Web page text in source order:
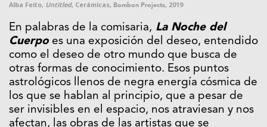
Alba Feito, Untitled, Cerámicas, Bombon Projects, 2019
En palabras de la comisaria, La Noche del
Cuerpoes una exposición del deseo, entendido
como el deseo de otro mundo que busca de
otras formas de conocimiento. Esos puntos
astrológicos llenos de negra energía cósmica de
los que se hablan al principio, que a pesar de
ser invisibles en el espacio, nos atraviesan y nos
afectan, las obras de las artistas que se